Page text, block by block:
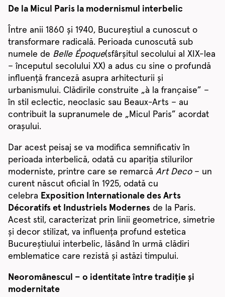
De la Micul Paris la modernismul interbelic
Între anii 1860 și 1940, Bucureștiul a cunoscut o
transformare radicală. Perioada cunoscută sub
numele de Belle Époque(sfârșitul secolului al XIX-lea
– începutul secolului XX) a adus cu sine o profundă
influență franceză asupra arhitecturii și
urbanismului. Clădirile construite „à la française” –
în stil eclectic, neoclasic sau Beaux-Arts – au
contribuit la supranumele de „Micul Paris” acordat
orașului.
Dar acest peisaj se va modifica semnificativ în
perioada interbelică, odată cu apariția stilurilor
moderniste, printre care se remarcă Art Deco– un
curent născut oficial în 1925, odată cu
celebra Exposition Internationale des Arts
Décoratifs et Industriels Modernes de la Paris.
Acest stil, caracterizat prin linii geometrice, simetrie
și decor stilizat, va influența profund estetica
Bucureștiului interbelic, lăsând în urmă clădiri
emblematice care rezistă și astăzi timpului.
Neoromânescul – o identitate între tradiție și
modernitate